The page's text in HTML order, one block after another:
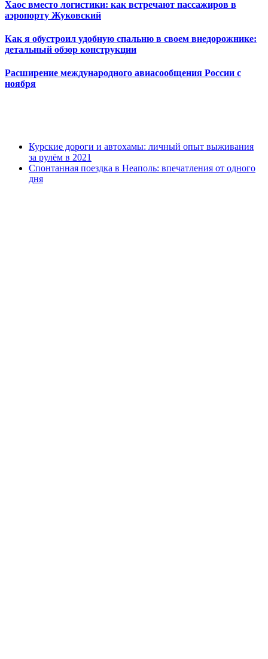
Хаос вместо логистики: как встречают пассажиров в
аэропорту Жуковский
Как я обустроил удобную спальню в своем внедорожнике:
детальный обзор конструкции
Расширение международного авиасообщения России с
ноября
Курские дороги и автохамы: личный опыт выживания
за рулём в 2021
Спонтанная поездка в Неаполь: впечатления от одного
дня